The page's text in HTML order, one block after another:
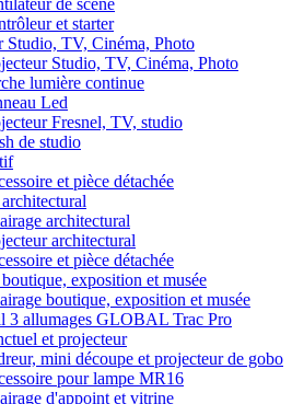
de scène
et starter
Studio, TV, Cinéma, Photo
Studio, TV, Cinéma, Photo
lumière continue
Led
Fresnel, TV, studio
de studio
et pièce détachée
architectural
architectural
et pièce détachée
exposition et musée
boutique, exposition et musée
3 allumages GLOBAL Trac Pro
et projecteur
mini découpe et projecteur de gobo
pour lampe MR16
d'appoint et vitrine